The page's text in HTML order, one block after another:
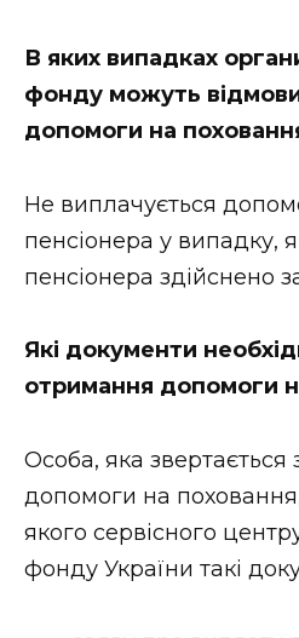
В яких випадках
фонду можуть
допомоги на
Не виплачується
пенсіонера у випадку,
пенсіонера здійснено
Які документи
отримання допомоги
Особа, яка
допомоги на
якого сервісного
фонду України такі